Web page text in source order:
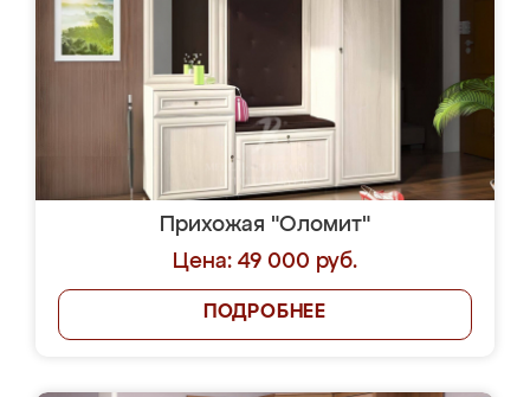
Прихожая "Оломит"
Цена: 49 000 руб.
ПОДРОБНЕЕ